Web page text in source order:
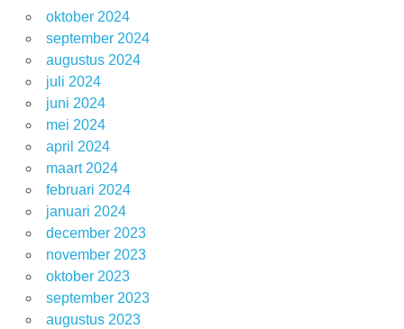
oktober 2024
september 2024
augustus 2024
juli 2024
juni 2024
mei 2024
april 2024
maart 2024
februari 2024
januari 2024
december 2023
november 2023
oktober 2023
september 2023
augustus 2023